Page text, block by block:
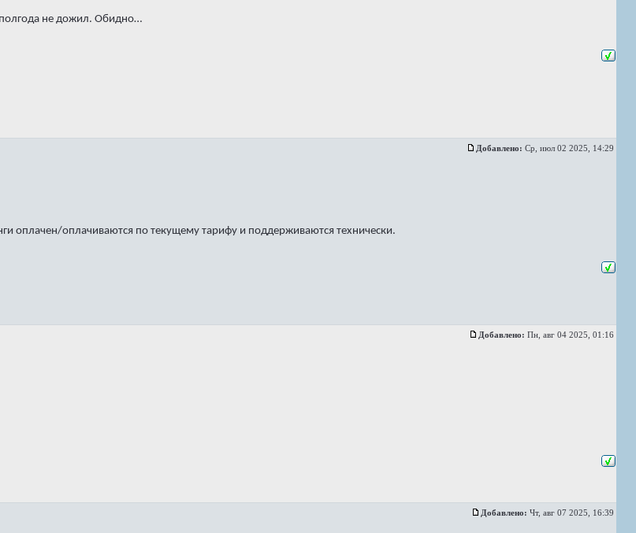
полгода не дожил. Обидно…
Добавлено: Ср, июл 02 2025, 14:29
оплачен/оплачиваются по текущему тарифу и поддерживаются технически.
Добавлено: Пн, авг 04 2025, 01:16
Добавлено: Чт, авг 07 2025, 16:39